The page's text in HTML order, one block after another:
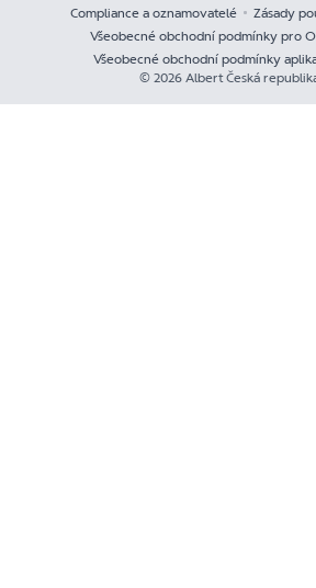
Compliance a oznamovatelé
Zásady
Všeobecné obchodní podmínky pro
Všeobecné obchodní podmínky
© 2026 Albert Česká